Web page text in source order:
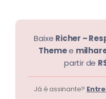
Baixe Richer –
Themee
partir de
Já é assinante?